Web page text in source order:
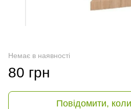
Немає в наявності
80 грн
Повідомити,